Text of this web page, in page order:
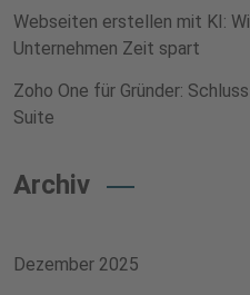
Webseiten erstellen mit KI:
Unternehmen Zeit spart
Zoho One für Gründer:
Suite
Archiv
Dezember 2025